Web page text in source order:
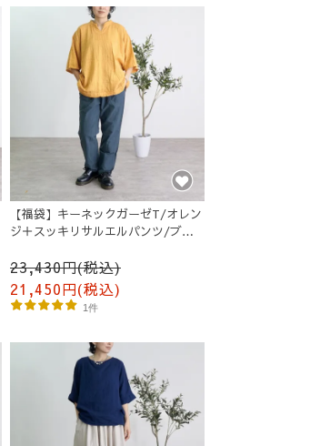
【福袋】キーネックガーゼT/オレン
ジ＋スッキリサルエルパンツ/ブラ
23,430円(税込)
21,450円(税込)
1件